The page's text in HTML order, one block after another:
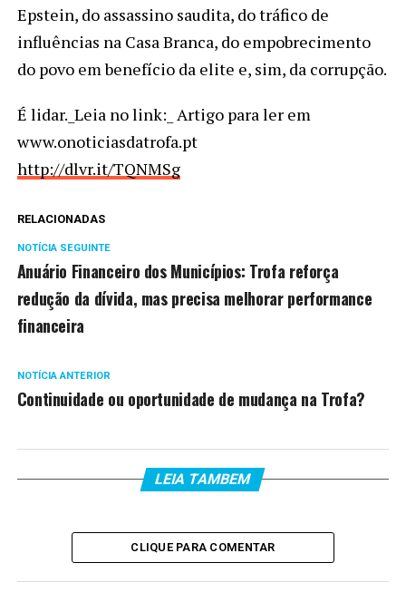
Epstein, do assassino saudita, do tráfico de
influências na Casa Branca, do empobrecimento
do povo em benefício da elite e, sim, da corrupção.
É lidar._Leia no link:_ Artigo para ler em
www.onoticiasdatrofa.pt
http://dlvr.it/TQNMSg
RELACIONADAS
NOTÍCIA SEGUINTE
Anuário Financeiro dos Municípios: Trofa reforça
redução da dívida, mas precisa melhorar performance
financeira
NOTÍCIA ANTERIOR
Continuidade ou oportunidade de mudança na Trofa?
LEIA TAMBEM
CLIQUE PARA COMENTAR